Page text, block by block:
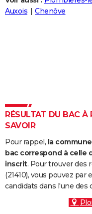
Destinations
City break
Voyage nature
Voyage de noces
Forum
Climat
+
PHOTO
Dictionnaire
Biographies
Citations
Expressions
Proverbes
PROGRAMME TV
S'inscrire
Se connecter
Lycées
Collèges
Primaires
Universités
Entreprises
Service militaire
Avis de recherche
AVIS DE DÉCÈS
FORUM
Auxois
Chenôve
RÉSULTAT DU BAC À
SAVOIR
Pour rappel, la
bac correspond à celle
inscrit. Pour trouver des
(21410), vous pouvez
candidats dans l'une des